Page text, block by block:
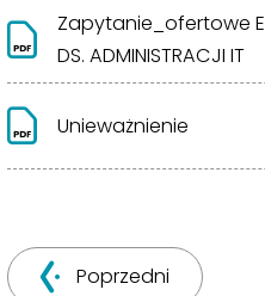
Zapytanie_ofertowe
DS. ADMINISTRACJI IT
Unieważnienie
Poprzedni